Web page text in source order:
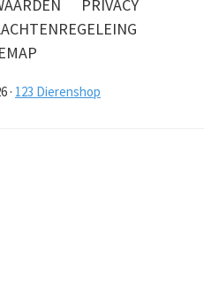
PRIVACY
· 123 Dierenshop